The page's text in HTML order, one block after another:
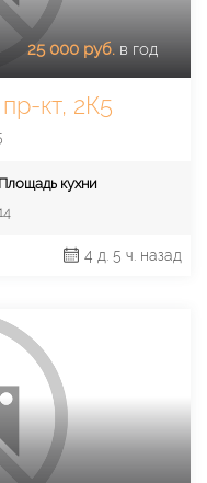
25 000 руб. в год
кт, 2К5
Площадь кухни
4 д. 5 ч. назад